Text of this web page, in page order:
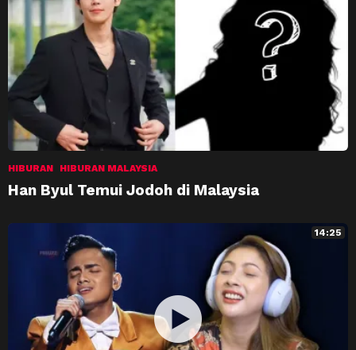
HIBURAN HIBURAN MALAYSIA
Han Byul Temui Jodoh di Malaysia
14:25